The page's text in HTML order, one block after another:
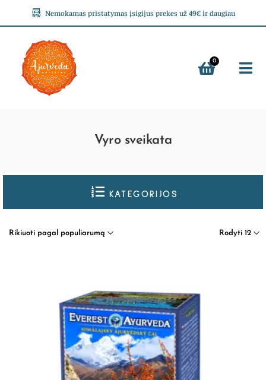
Nemokamas pristatymas įsigijus prekes už 49€ ir daugiau
0
Vyro sveikata
KATEGORIJOS
Rodyti 12
Rikiuoti pagal populiarumą